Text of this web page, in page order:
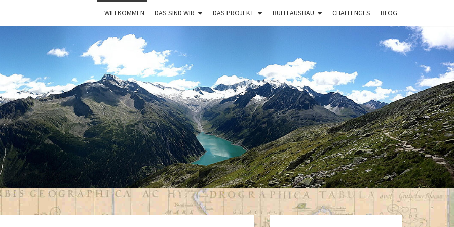
WILLKOMMEN DAS SIND WIR DAS PROJEKT BULLI AUSBAU CHALLENGES BLOG
VAGABULLI
Mit Dem
Bulli Um
Die Welt:
Ein Jahr
Auf
Weltreise